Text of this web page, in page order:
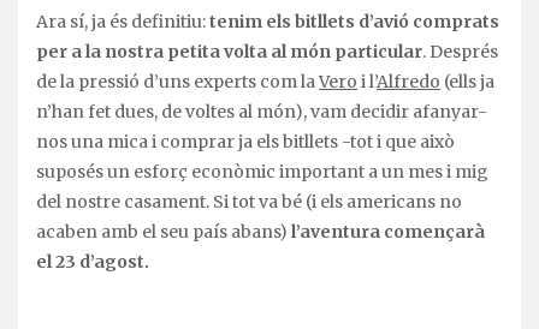
Ara sí, ja és definitiu:tenim els bitllets d’avió comprats
per a la nostra petita volta al món particular. Després
de la pressió d’uns experts com laVero i l’Alfredo (ells ja
n’han fet dues, de voltes al món), vam decidir afanyar-
nos una mica i comprar ja els bitllets -tot i que això
suposés un esforç econòmic important a un mes i mig
del nostre casament. Si tot va bé (i els americans no
acaben amb el seu país abans) l’aventura començarà
el 23 d’agost.